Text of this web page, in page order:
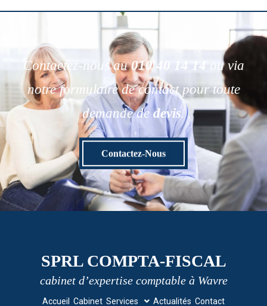
Contactez-nous au010 40 14 14
ou via
notre formulaire de contact pour toute
demande de devis.
Contactez-Nous
SPRL COMPTA-FISCAL
cabinet d’expertise comptable à Wavre
Accueil Cabinet Services Actualités Contact